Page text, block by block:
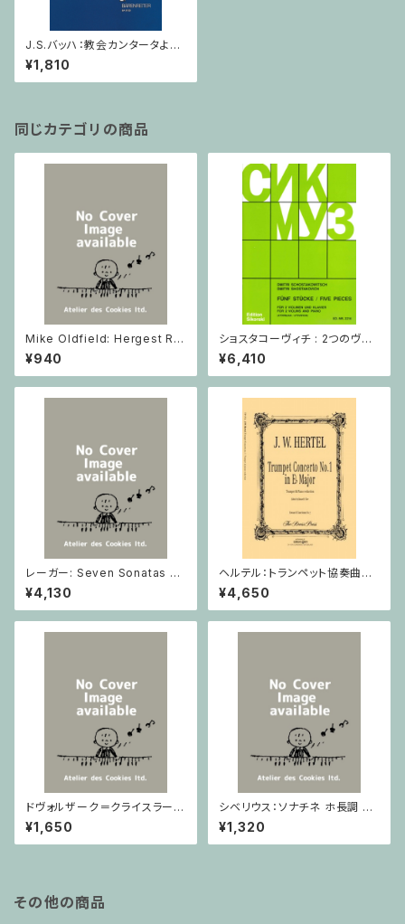
J.S.バッハ：教会カンタータより
オーボエソロ集 / オーボエ（オ
ーボエダモーレ）・ピアノ
¥1,810
同じカテゴリの商品
Mike Oldfield: Hergest Rid
ge / ピアノ
¥940
ショスタコーヴィチ : 2つのヴァ
イオリンとピアノのための 5つの
小品 / ヴァイオリン2とピアノ
¥6,410
レーガー: Seven Sonatas o
p. 91 Heft 2 / ヴァイオリン
¥4,130
ヘルテル：トランペット協奏曲第1
番 変ホ長調/トランペット・ピア
ノ
¥4,650
ドヴォルザーク＝クライスラー：
スラヴ幻想曲 ロ短調 from Op.
55-4, Op.75 / ヴァイオリンと
ピアノ
¥1,650
シベリウス：ソナチネ ホ長調 O
p.80 / ヴァイオリンとピアノ
¥1,320
その他の商品